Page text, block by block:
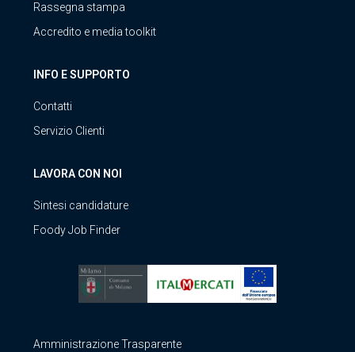
Rassegna stampa
Accredito e media toolkit
INFO E SUPPORTO
Contatti
Servizio Clienti
LAVORA CON NOI
Sintesi candidature
Foody Job Finder
Amministrazione Trasparente